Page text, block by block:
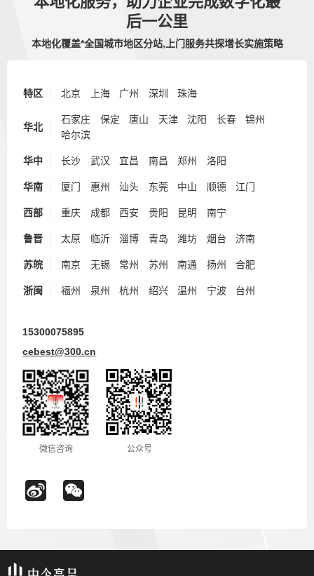
后一公里
本地化覆盖*全国城市地区分站,上门服务共探增长实施策略
特区 北京 上海 广州 深圳 珠海
华北
石家庄 保定 唐山 天津 沈阳 长春
锦州
哈尔滨
华中 长沙 武汉 宜昌 南昌 郑州 洛阳
华南 厦门 惠州 汕头 东莞 中山 顺德 江门
西部 重庆 成都 西安 贵阳 昆明 南宁
鲁晋 太原 临沂 淄博 青岛 潍坊 烟台 济南
苏皖 南京 无锡 常州 苏州 南通 扬州 合肥
浙闽 福州 泉州 杭州 绍兴 温州 宁波 台州
15300075895
cebest@300.cn
微信咨询 公众号